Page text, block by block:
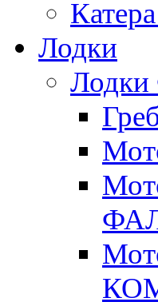
Лодки
Лодки